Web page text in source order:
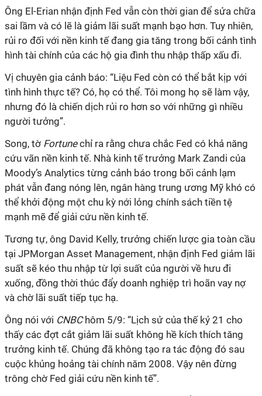
Ông El-Erian nhận định Fed vẫn còn thời gian để sửa chữa
sai lầm và có lẽ là giảm lãi suất mạnh bạo hơn. Tuy nhiên,
rủi ro đối với nền kinh tế đang gia tăng trong bối cảnh tình
hình tài chính của các hộ gia đình thu nhập thấp xấu đi.
Vị chuyên gia cảnh báo: “Liệu Fed còn có thể bắt kịp với
tình hình thực tế? Có, họ có thể. Tôi mong họ sẽ làm vậy,
nhưng đó là chiến dịch rủi ro hơn so với những gì nhiều
người tưởng”.
Song, tờ Fortunechỉ ra rằng chưa chắc Fed có khả năng
cứu vãn nền kinh tế. Nhà kinh tế trưởng Mark Zandi của
Moody’s Analytics từng cảnh báo trong bối cảnh lạm
phát vẫn đang nóng lên, ngân hàng trung ương Mỹ khó có
thể khởi động một chu kỳ nới lỏng chính sách tiền tệ
mạnh mẽ để giải cứu nền kinh tế.
Tương tự, ông David Kelly, trưởng chiến lược gia toàn cầu
tại JPMorgan Asset Management, nhận định Fed giảm lãi
suất sẽ kéo thu nhập từ lợi suất của người về hưu đi
xuống, đồng thời thúc đẩy doanh nghiệp trì hoãn vay nợ
và chờ lãi suất tiếp tục hạ.
Ông nói với CNBC hôm 5/9: “Lịch sử của thế kỷ 21 cho
thấy các đợt cắt giảm lãi suất không hề kích thích tăng
trưởng kinh tế. Chúng đã không tạo ra tác động đó sau
cuộc khủng hoảng tài chính năm 2008. Vậy nên đừng
trông chờ Fed giải cứu nền kinh tế”.